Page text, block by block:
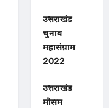
उत्तराखंड
चुनाव
महासंग्राम
2022
उत्तराखंड
मौसम